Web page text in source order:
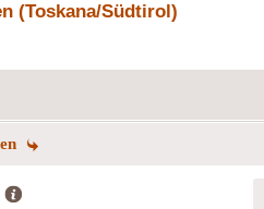
(Toskana/Südtirol)